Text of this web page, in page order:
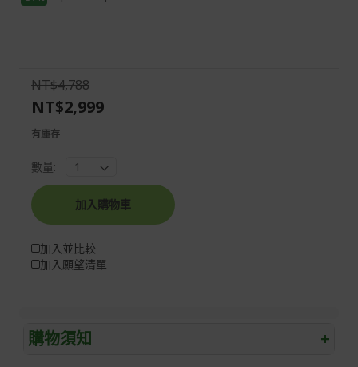
to
images
gallery
Skip
the
images
購物須知 +
NT$4,788
NT$2,999
有庫存
數量:
加入購物車
加入並比較
加入願望清單